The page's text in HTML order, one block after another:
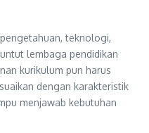
teknologi,
lembaga pendidikan
kurikulum pun harus
dengan karakteristik
menjawab kebutuhan